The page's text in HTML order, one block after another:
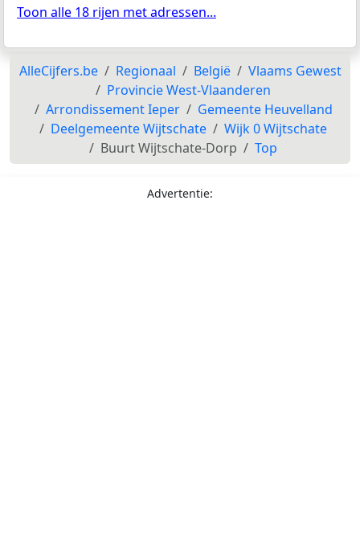
Toon alle 18 rijen met adressen...
AlleCijfers.be Regionaal België
Vlaams Gewest
Provincie West-Vlaanderen
Arrondissement Ieper
Gemeente Heuvelland
Deelgemeente Wijtschate
Wijk 0 Wijtschate
Buurt Wijtschate-Dorp
Top
Advertentie: